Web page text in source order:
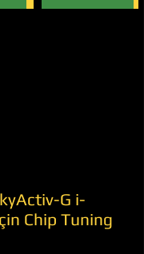
G i-
Chip Tuning